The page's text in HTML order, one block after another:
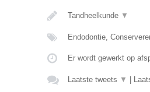
Tandheelkunde ▼
Endodontie,
Er wordt gewerkt op
Laatste tweets ▼